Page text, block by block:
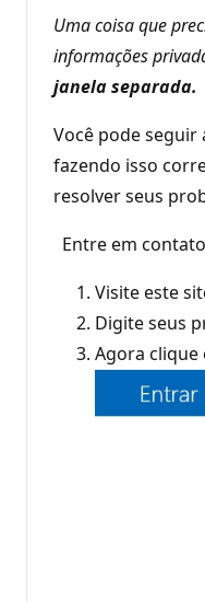
Uma coisa que
informações
janela separada.
Você pode
fazendo isso
resolver seus
Entre em
Visite este
Digite seus
Agora clique